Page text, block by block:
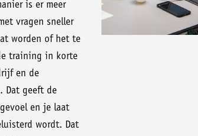
is er meer
vragen sneller
worden of het te
training in korte
en de
Dat geeft de
en je laat
wordt. Dat